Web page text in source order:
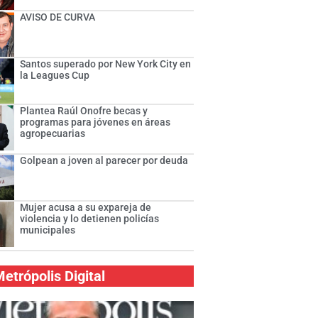
AVISO DE CURVA
Santos superado por New York City en
la Leagues Cup
Plantea Raúl Onofre becas y
programas para jóvenes en áreas
agropecuarias
Golpean a joven al parecer por deuda
Mujer acusa a su expareja de
violencia y lo detienen policías
municipales
Digital